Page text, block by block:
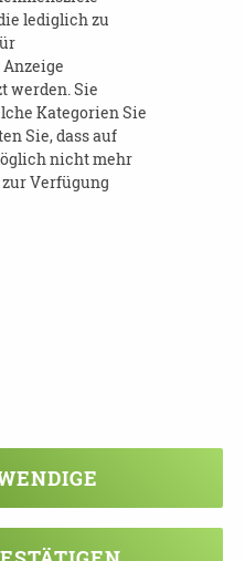
vogtland.de
lediglich zu
werden. Sie
Kategorien Sie
Sie, dass auf
nicht mehr
Verfügung